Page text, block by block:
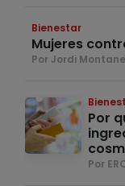
Bienestar
Mujeres
Por Jordi
Por
Por